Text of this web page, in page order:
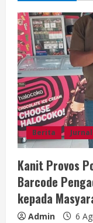
e
R
e
a
d
i
n
g
Berita Jurnal
Kanit Provos
Barcode
kepada
Admin 6